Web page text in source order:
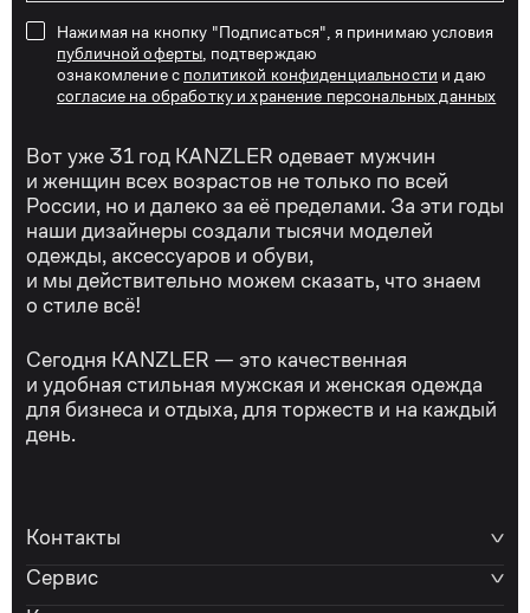
Нажимая на кнопку "Подписаться", я принимаю условия
публичной оферты, подтверждаю
ознакомление с политикой конфиденциальности и даю
согласие на обработку и хранение персональных данных
Вот уже 31 год KANZLER одевает мужчин
и женщин всех возрастов не только по всей
России, но и далеко за её пределами. За эти годы
наши дизайнеры создали тысячи моделей
одежды, аксессуаров и обуви,
и мы действительно можем сказать, что знаем
о стиле всё!
Сегодня KANZLER — это качественная
и удобная стильная мужская и женская одежда
для бизнеса и отдыха, для торжеств и на каждый
день.
Контакты
Сервис